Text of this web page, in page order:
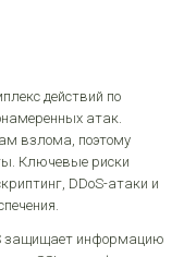
действий по
атак.
взлома, поэтому
Ключевые риски
DDoS-атаки и
защищает информацию